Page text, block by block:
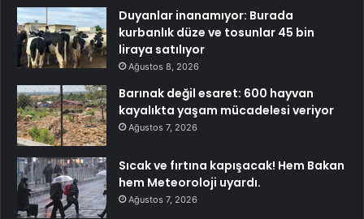
Duyanlar inanamıyor: Burada
kurbanlık düze ve tosunlar 45 bin
liraya satılıyor
Ağustos 8, 2026
Barınak değil esaret: 600 hayvan
kayalıkta yaşam mücadelesi veriyor
Ağustos 7, 2026
Sıcak ve fırtına kapışacak! Hem Bakan
hem Meteoroloji uyardı.
Ağustos 7, 2026